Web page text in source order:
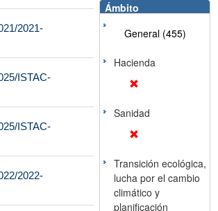
2021-
ISTAC-
ISTAC-
2022-
Ámbito
General (455)
Hacienda
Sanidad
Transición ecológica,
lucha por el cambio
climático y
planificación